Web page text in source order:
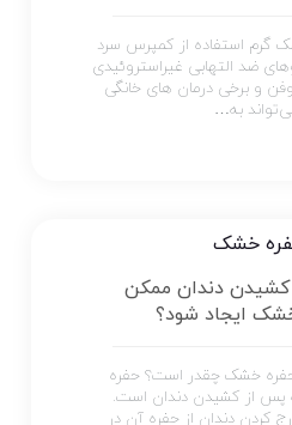
گرم استفاده از کمپرس سرد
ضد التهابی غیراستروئیدی
و برخی درمان‌ های خانگی
به…
دندان ممکن
ایجاد شود؟
خشک چقدر است؟ حفره
پس از کشیدن دندان است.
کردن دندان از حفره آن در